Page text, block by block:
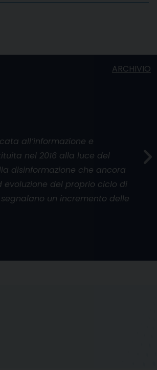
ARCHIVIO
all’informazione e
nel 2016 alla luce del
disinformazione che ancora
del proprio ciclo di
un incremento delle